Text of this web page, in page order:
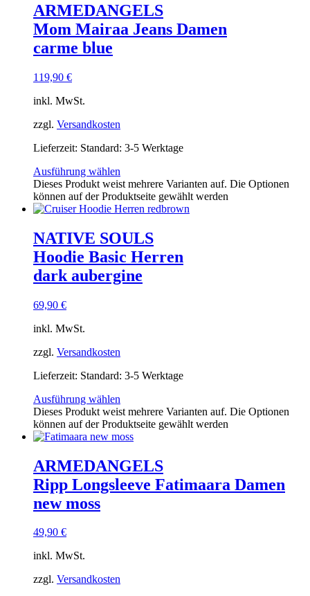
ARMEDANGELS
Mom Mairaa Jeans Damen
carme blue
119,90 €
inkl. MwSt.
zzgl. Versandkosten
Lieferzeit: Standard: 3-5 Werktage
Ausführung wählen
Dieses Produkt weist mehrere Varianten auf. Die Optionen
können auf der Produktseite gewählt werden
NATIVE SOULS
Hoodie Basic Herren
dark aubergine
69,90 €
inkl. MwSt.
zzgl. Versandkosten
Lieferzeit: Standard: 3-5 Werktage
Ausführung wählen
Dieses Produkt weist mehrere Varianten auf. Die Optionen
können auf der Produktseite gewählt werden
ARMEDANGELS
Ripp Longsleeve Fatimaara Damen
new moss
49,90 €
inkl. MwSt.
zzgl. Versandkosten